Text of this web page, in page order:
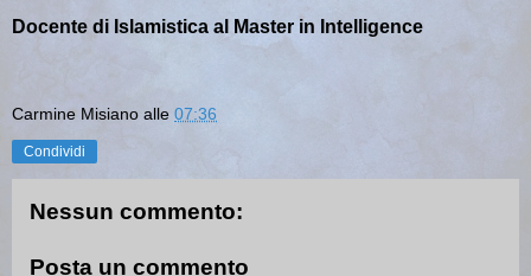
Docente di Islamistica al Master in Intelligence
Carmine Misiano alle 07:36
Condividi
Nessun commento:
Posta un commento